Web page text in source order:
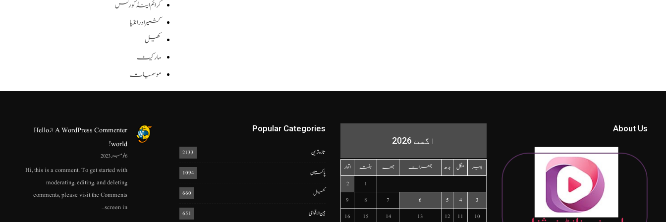
کرائم اینڈ کورٹس
کشمیر اور انڈیا
کھیل
مارکیٹ
موسمیات
About Us
اگست 2026
پیر منگل بدھ جمعرات جمعہ ہفتہ
اتوار
1
2
3
4
5
6
7
8
9
10
11
12
13
14
15
16
Popular Categories
تازہ ترین 2133
پاکستان 1094
کھیل 660
بین الاقوامی 651
A WordPress CommenterازHello
world!
6 نومبر 2023
Hi, this is a comment. To get started with
moderating, editing, and deleting
comments, please visit the Comments
screen in…